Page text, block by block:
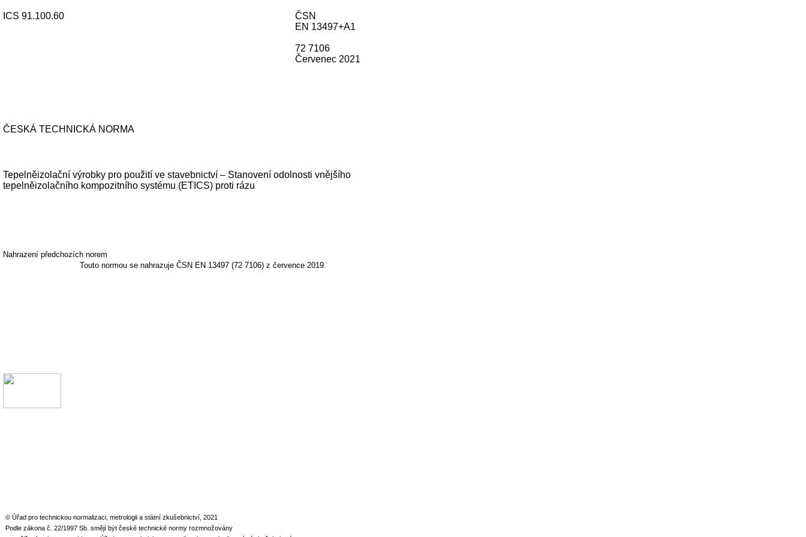
ICS 91.100.60
ČSN
EN 13497+A1
72 7106
Červenec 2021
ČESKÁ TECHNICKÁ NORMA
Tepelněizolační výrobky pro použití ve stavebnictví – Stanovení odolnosti vnějšího
tepelněizolačního kompozitního systému (ETICS) proti rázu
Nahrazení předchozích norem
Touto normou se nahrazuje ČSN EN 13497 (72 7106) z července 2019.
© Úřad pro technickou normalizaci, metrologii a státní zkušebnictví, 2021
Podle zákona č. 22/1997 Sb. smějí být české technické normy rozmnožovány